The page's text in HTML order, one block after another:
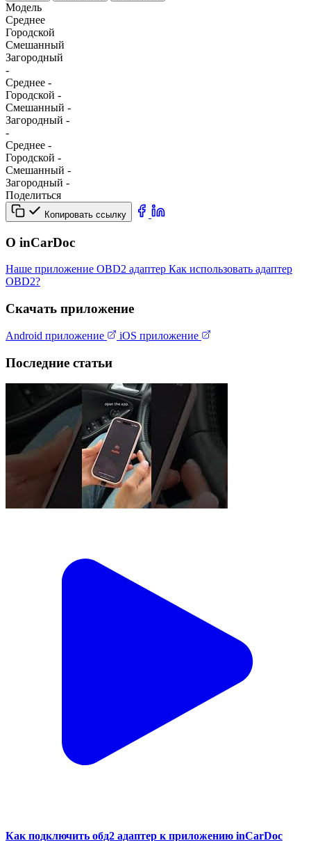
Модель
Среднее
Городской
Смешанный
Загородный
-
Среднее -
Городской -
Смешанный -
Загородный -
-
Среднее -
Городской -
Смешанный -
Загородный -
Поделиться
Копировать ссылку
О inCarDoc
Наше приложение OBD2 адаптер Как использовать адаптер
OBD2?
Скачать приложение
Android приложение iOS приложение
Последние статьи
Как подключить обд2 адаптер к приложению inCarDoc